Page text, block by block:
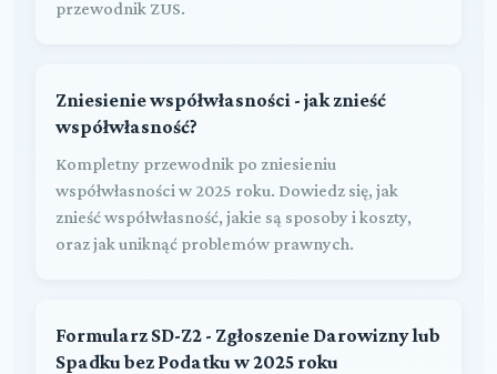
przewodnik ZUS.
Zniesienie współwłasności - jak znieść
współwłasność?
Kompletny przewodnik po zniesieniu
współwłasności w 2025 roku. Dowiedz się, jak
znieść współwłasność, jakie są sposoby i koszty,
oraz jak uniknąć problemów prawnych.
Formularz SD-Z2 - Zgłoszenie Darowizny lub
Spadku bez Podatku w 2025 roku